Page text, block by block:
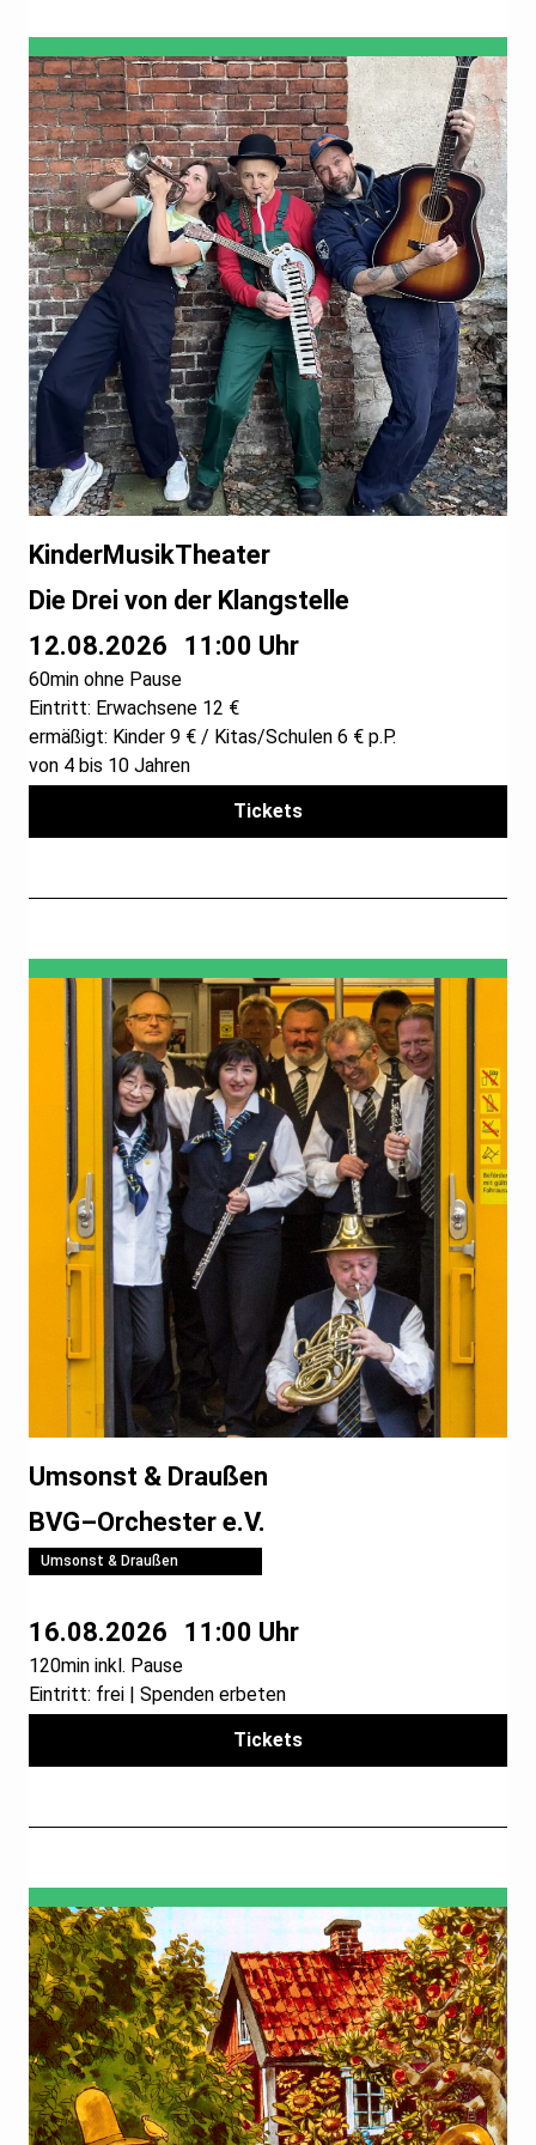
12.08.2026 11:00 Uhr
60min ohne Pause
Eintritt: Erwachsene 12 €
ermäßigt: Kinder 9 € / Kitas/Schulen 6 € p.P.
von 4 bis 10 Jahren
Tickets
KinderMusikTheater
Die Drei von der Klangstelle
Umsonst & Draußen
16.08.2026 11:00 Uhr
120min inkl. Pause
Eintritt: frei | Spenden erbeten
Tickets
Umsonst & Draußen
BVG–Orchester e.V.